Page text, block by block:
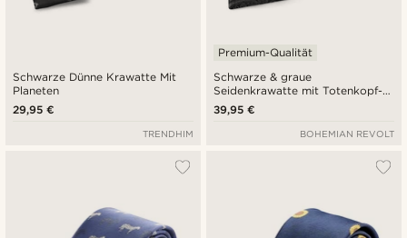
Schwarze Dünne Krawatte Mit
Planeten
29,95 €
TRENDHIM
Schwarze & graue
Seidenkrawatte mit Totenkopf-
Paisleymuster | 6 cm
Premium-Qualität
39,95 €
BOHEMIAN REVOLT